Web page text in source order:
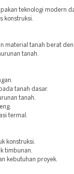
teknologi modern
konstruksi.
material tanah berat
tanah.
tanah dasar.
tanah.
termal.
konstruksi.
timbunan.
kebutuhan proyek.